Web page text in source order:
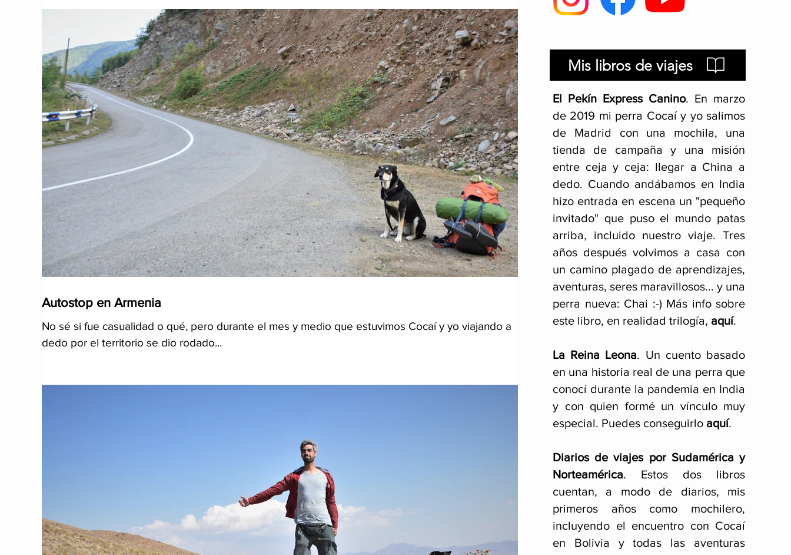
Autostop en Armenia
No sé si fue casualidad o qué, pero durante el mes y medio que estuvimos Cocaí y yo viajando a
dedo por el territorio se dio rodado...
Mis libros de viajes
El Pekín Express Canino. En marzo
de 2019 mi perra Cocaí y yo salimos
de Madrid con una mochila, una
tienda de campaña y una misión
entre ceja y ceja: llegar a China a
dedo. Cuando andábamos en India
hizo entrada en escena un "pequeño
invitado" que puso el mundo patas
arriba, incluido nuestro viaje. Tres
años después volvimos a casa con
un camino plagado de aprendizajes,
aventuras, seres maravillosos... y una
perra nueva: Chai :-) Más info sobre
este libro, en realidad trilogía, aquí.
La Reina Leona. Un cuento basado
en una historia real de una perra que
conocí durante la pandemia en India
y con quien formé un vínculo muy
especial. Puedes conseguirlo aquí.
Diarios de viajes por Sudamérica y
Norteamérica. Estos dos libros
cuentan, a modo de diarios, mis
primeros años como mochilero,
incluyendo el encuentro con Cocaí
en Bolivia y todas las aventuras